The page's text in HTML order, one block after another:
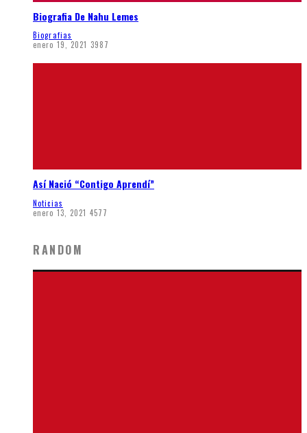
Biografia De Nahu Lemes
Biografias
enero 19, 2021 3987
Así Nació “Contigo Aprendí”
Noticias
enero 13, 2021 4577
RANDOM